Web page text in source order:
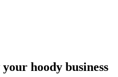
hoody business